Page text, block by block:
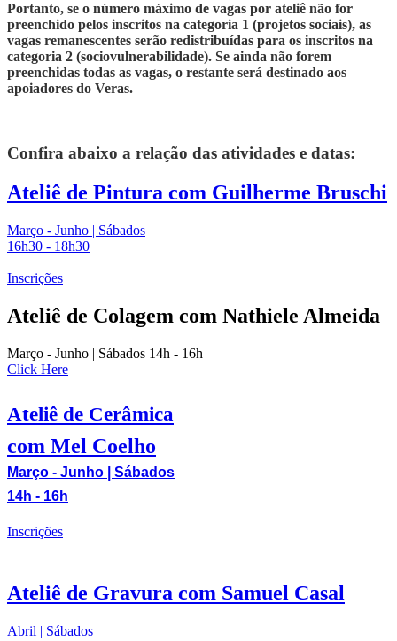
Portanto, se o número máximo de vagas por ateliê não for
preenchido pelos inscritos na categoria 1 (projetos sociais), as
vagas remanescentes serão redistribuídas para os inscritos na
categoria 2 (sociovulnerabilidade). Se ainda não forem
preenchidas todas as vagas, o restante será destinado aos
apoiadores do Veras.
Confira abaixo a relação das atividades e datas:
Ateliê de Pintura com Guilherme Bruschi
Março - Junho | Sábados
16h30 - 18h30
Inscrições
Ateliê de Colagem com Nathiele Almeida
Março - Junho | Sábados 14h - 16h
Click Here
Ateliê de Cerâmica
com Mel Coelho
Março - Junho | Sábados
14h - 16h
Inscrições
Ateliê de Gravura com Samuel Casal
Abril | Sábados